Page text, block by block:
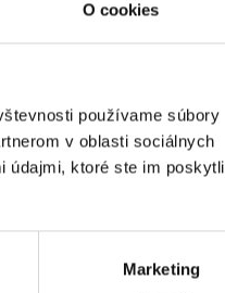
O cookies
používame súbory
v oblasti sociálnych
údajmi, ktoré ste im poskytli
Marketing